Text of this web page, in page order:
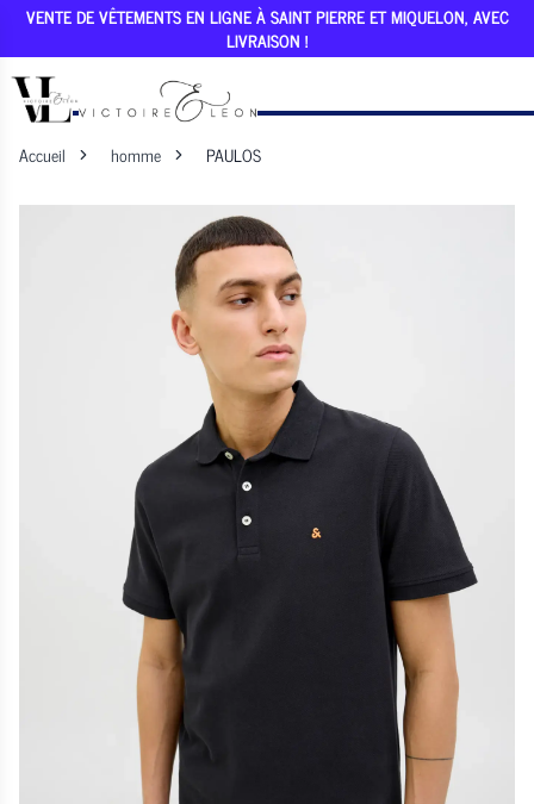
VENTE DE VÊTEMENTS EN LIGNE À SAINT PIERRE ET MIQUELON, AVEC
LIVRAISON !
Accueil homme PAULOS